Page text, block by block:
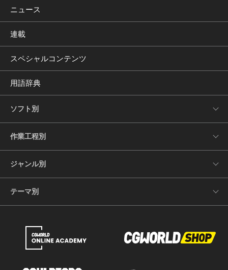
ニュース
連載
スペシャルコンテンツ
用語辞典
ソフト別
作業工程別
ジャンル別
テーマ別